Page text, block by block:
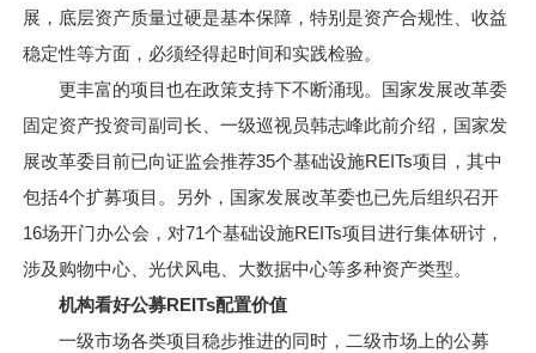
展，底层资产质量过硬是基本保障，特别是资产合规性、收益
稳定性等方面，必须经得起时间和实践检验。
更丰富的项目也在政策支持下不断涌现。国家发展改革委
固定资产投资司副司长、一级巡视员韩志峰此前介绍，国家发
展改革委目前已向证监会推荐35个基础设施REITs项目，其中
包括4个扩募项目。另外，国家发展改革委也已先后组织召开
16场开门办公会，对71个基础设施REITs项目进行集体研讨，
涉及购物中心、光伏风电、大数据中心等多种资产类型。
机构看好公募REITs配置价值
一级市场各类项目稳步推进的同时，二级市场上的公募